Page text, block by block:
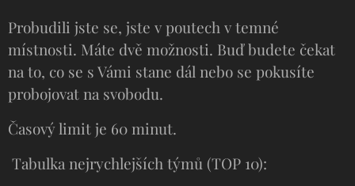
Probudili jste se, jste v poutech v temné
místnosti. Máte dvě možnosti. Buď budete čekat
na to, co se s Vámi stane dál nebo se pokusíte
probojovat na svobodu.
Časový limit je 60 minut.
Tabulka nejrychlejších týmů (TOP 10):